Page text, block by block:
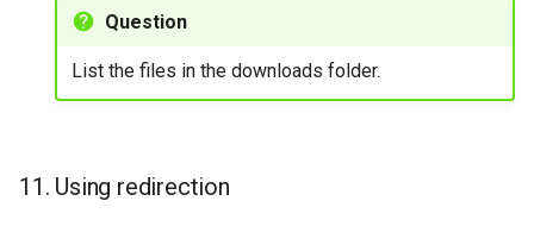
Question
List the files in the downloads folder.
11. Using redirection